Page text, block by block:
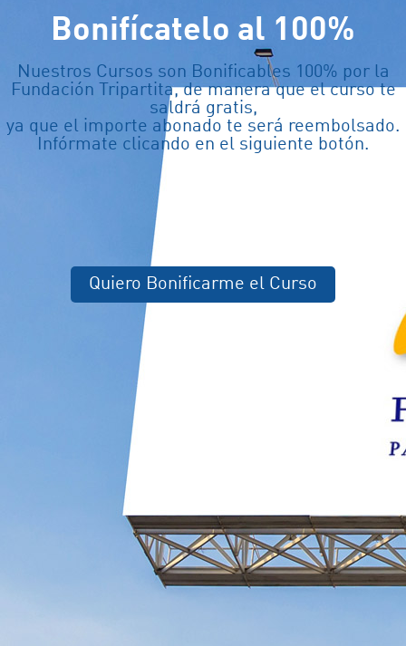
Bonifícatelo al 100%
Nuestros Cursos son Bonificables 100% por la
Fundación Tripartita, de manera que el curso te
saldrá gratis,
ya que el importe abonado te será reembolsado.
Infórmate clicando en el siguiente botón.
Quiero Bonificarme el Curso